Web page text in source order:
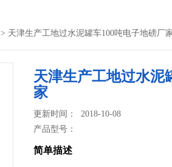
> 天津生产工地过水泥罐车100吨电子地磅厂
天津生产工地过水泥
家
更新时间： 2018-10-08
产品型号：
简单描述